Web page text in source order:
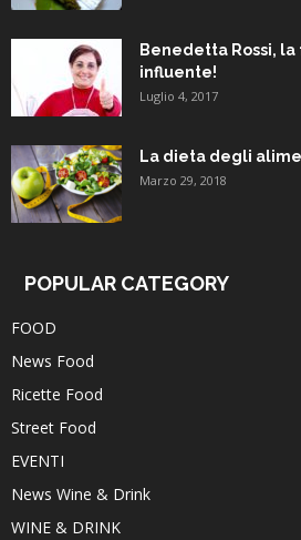
Benedetta Rossi,
influente!
Luglio 4, 2017
La dieta degli
Marzo 29, 2018
POPULAR CATEGORY
FOOD
News Food
Ricette Food
Street Food
EVENTI
News Wine & Drink
WINE & DRINK